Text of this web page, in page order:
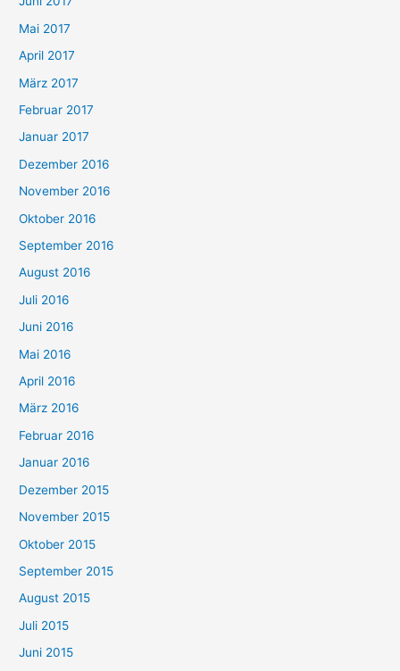
Mai 2017
April 2017
März 2017
Februar 2017
Januar 2017
Dezember 2016
November 2016
Oktober 2016
September 2016
August 2016
Juli 2016
Juni 2016
Mai 2016
April 2016
März 2016
Februar 2016
Januar 2016
Dezember 2015
November 2015
Oktober 2015
September 2015
August 2015
Juli 2015
Juni 2015